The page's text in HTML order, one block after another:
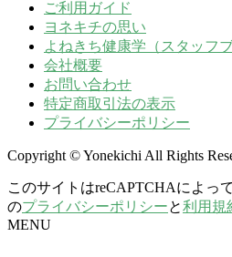
ご利用ガイド
ヨネキチの思い
よねきち健康学（スタッフブ
会社概要
お問い合わせ
特定商取引法の表示
プライバシーポリシー
Copyright © Yonekichi All Rights
このサイトはreCAPTCHAによっ
のプライバシーポリシーと利用規
MENU